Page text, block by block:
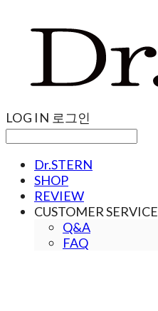
LOG IN 로그인
Dr.STERN
SHOP
REVIEW
CUSTOMER SERVICE
Q&A
FAQ